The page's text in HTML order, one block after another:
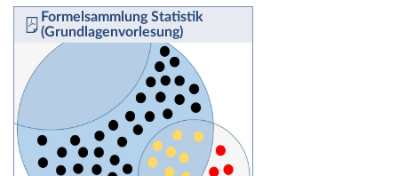
Formelsammlung Statistik
(Grundlagenvorlesung)